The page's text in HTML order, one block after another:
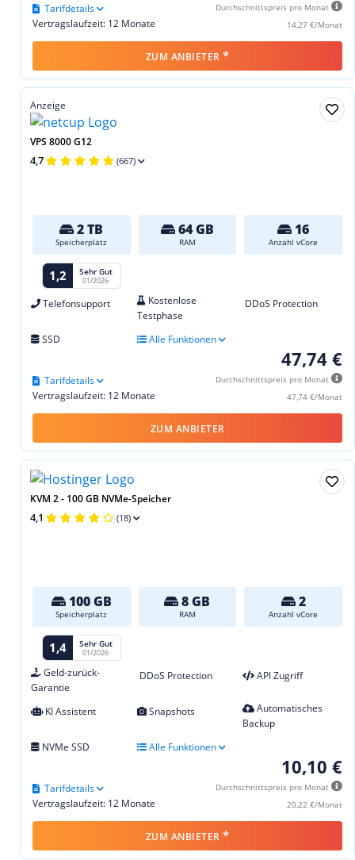
Durchschnittspreis pro Monat
14,27 €/Monat
Vertragslaufzeit: 12 Monate
Tarifdetails
ZUM ANBIETER *
Anzeige
VPS 8000 G12
4,7 (667)
2 TB
Speicherplatz
64 GB
RAM
16
Anzahl vCore
1,2 Sehr Gut
01/2026
Telefonsupport
Kostenlose
Testphase
DDoS Protection
SSD Alle Funktionen
47,74 €
Durchschnittspreis pro Monat
47,74 €/Monat
Vertragslaufzeit: 12 Monate
Tarifdetails
ZUM ANBIETER
KVM 2 - 100 GB NVMe-Speicher
4,1 (18)
100 GB
Speicherplatz
8 GB
RAM
2
Anzahl vCore
1,4 Sehr Gut
01/2026
Geld-zurück-
Garantie
DDoS Protection API Zugriff
KI Assistent Snapshots
Automatisches
Backup
NVMe SSD
Alle Funktionen
10,10 €
Durchschnittspreis pro Monat
20,22 €/Monat
Vertragslaufzeit: 12 Monate
Tarifdetails
ZUM ANBIETER *